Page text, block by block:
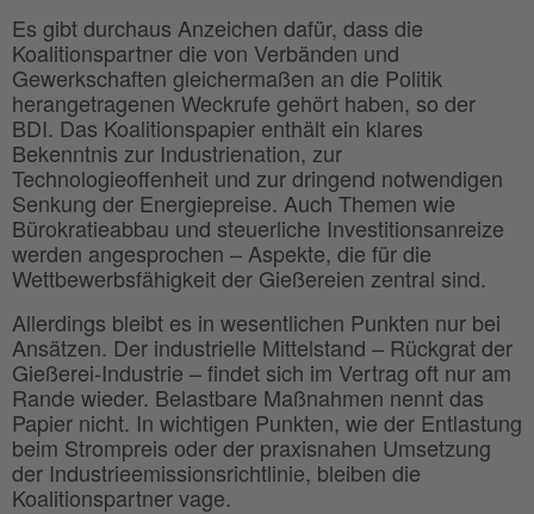
Es gibt durchaus Anzeichen dafür, dass die
Koalitionspartner die von Verbänden und
Gewerkschaften gleichermaßen an die Politik
herangetragenen Weckrufe gehört haben, so der
BDI. Das Koalitionspapier enthält ein klares
Bekenntnis zur Industrienation, zur
Technologieoffenheit und zur dringend notwendigen
Senkung der Energiepreise. Auch Themen wie
Bürokratieabbau und steuerliche Investitionsanreize
werden angesprochen – Aspekte, die für die
Wettbewerbsfähigkeit der Gießereien zentral sind.
Allerdings bleibt es in wesentlichen Punkten nur bei
Ansätzen. Der industrielle Mittelstand – Rückgrat der
Gießerei-Industrie – findet sich im Vertrag oft nur am
Rande wieder. Belastbare Maßnahmen nennt das
Papier nicht. In wichtigen Punkten, wie der Entlastung
beim Strompreis oder der praxisnahen Umsetzung
der Industrieemissionsrichtlinie, bleiben die
Koalitionspartner vage.